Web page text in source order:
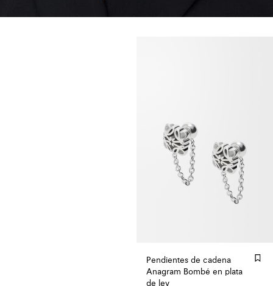
Pendientes de cadena
Anagram Bombé en plata
de ley